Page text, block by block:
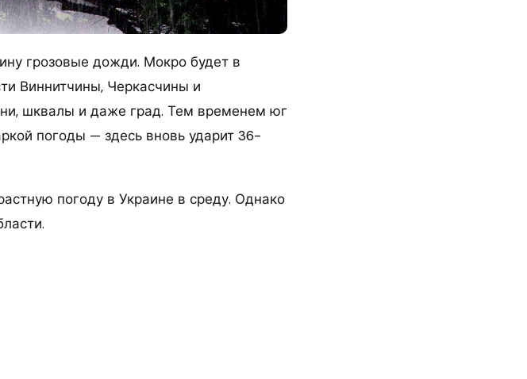
грозовые дожди. Мокро будет в
Виннитчины, Черкасчины и
шквалы и даже град. Тем временем юг
погоды — здесь вновь ударит 36-
погоду в Украине в среду. Однако